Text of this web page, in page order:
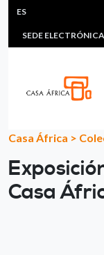
Pasar al contenido
HEADER
MULTIMEDIA
SEDE ELECTRÓNICA
ES
Casa África >
Casa